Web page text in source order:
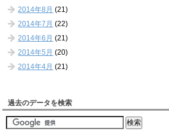
2014年8月 (21)
2014年7月 (22)
2014年6月 (21)
2014年5月 (20)
2014年4月 (21)
過去のデータを検索